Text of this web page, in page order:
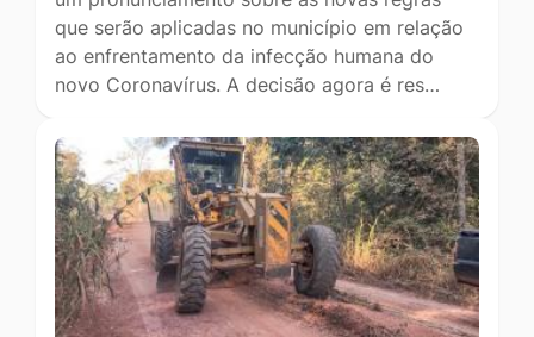
que serão aplicadas no município em relação
ao enfrentamento da infecção humana do
novo Coronavírus. A decisão agora é res…